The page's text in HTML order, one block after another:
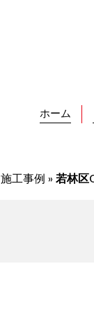
ホーム
施工事例 » 若林区